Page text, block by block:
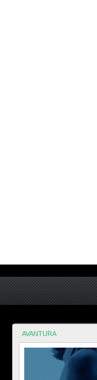
AVANTURA